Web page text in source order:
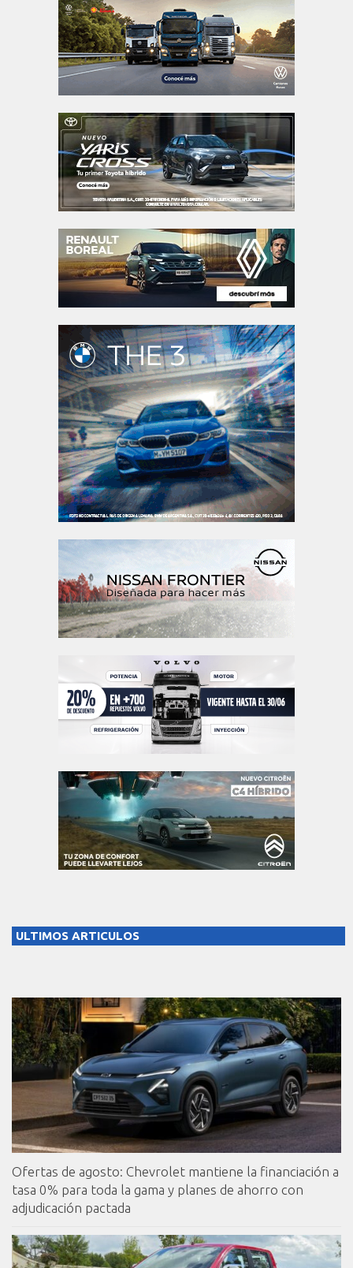
ULTIMOS ARTICULOS
Ofertas de agosto: Chevrolet mantiene la financiación a
tasa 0% para toda la gama y planes de ahorro con
adjudicación pactada